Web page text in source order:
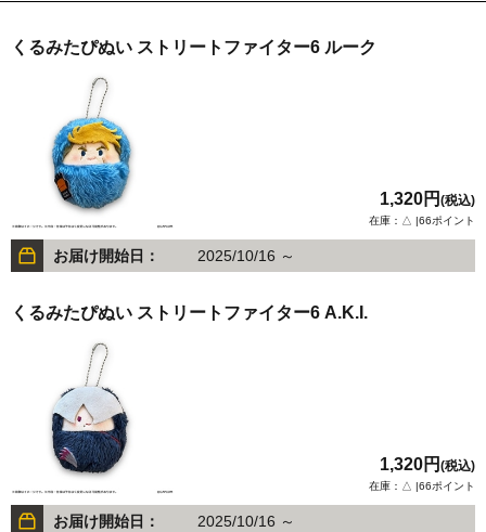
くるみたぴぬい ストリートファイター6 ルーク
1,320円 (税込)
在庫：△ |66ポイント
お届け開始日： 2025/10/16 ～
くるみたぴぬい ストリートファイター6 A.K.I.
1,320円 (税込)
在庫：△ |66ポイント
お届け開始日： 2025/10/16 ～